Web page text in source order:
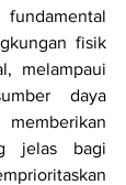
fisik
melampaui
daya
jelas bagi